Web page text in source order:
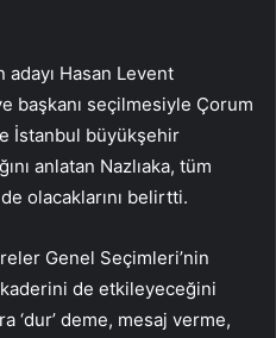
Hasan Levent
başkanı seçilmesiyle Çorum
İstanbul büyükşehir
anlatan Nazlıaka, tüm
olacaklarını belirtti.
Genel Seçimleri’nin
de etkileyeceğini
‘dur’ deme, mesaj verme,